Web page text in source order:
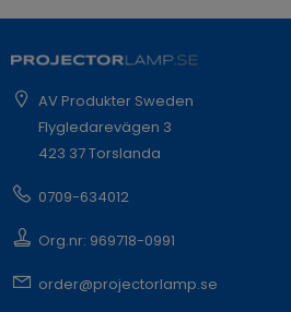
AV Produkter Sweden
Flygledarevägen 3
423 37 Torslanda
0709-634012
Org.nr: 969718-0991
order@projectorlamp.se